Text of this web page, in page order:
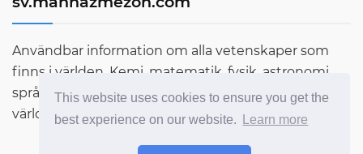
This website uses cookies to ensure you get the
best experience on our website.
Learn more
Användbar information om alla vetenskaper som
finns i världen. Kemi, matematik, fysik, astronomi,
språk, litteratur och mycket mer. Ta reda på mer om
världen genom vår blogg!